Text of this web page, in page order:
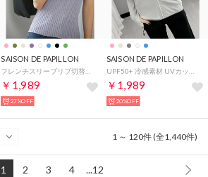
SAISON DE PAPILLON
￥1,989
27%OFF
SAISON DE PAPILLON
￥1,989
20%OFF
1 ～ 120件 (全1,440件)
1 2 3 4 ...12